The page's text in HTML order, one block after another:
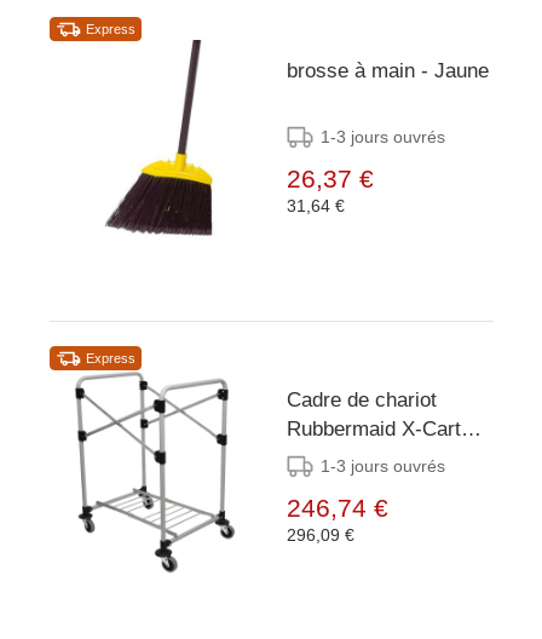
Express
brosse à main - Jaune
1-3 jours ouvrés
26,37 €
31,64 €
Express
Cadre de chariot
Rubbermaid X-Cart
150L1-3 jours ouvrés
246,74 €
296,09 €